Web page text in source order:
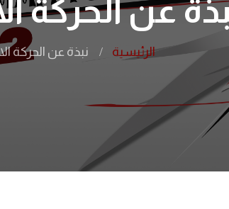
عن الحركة
الرئيسية نبذة عن الحركة